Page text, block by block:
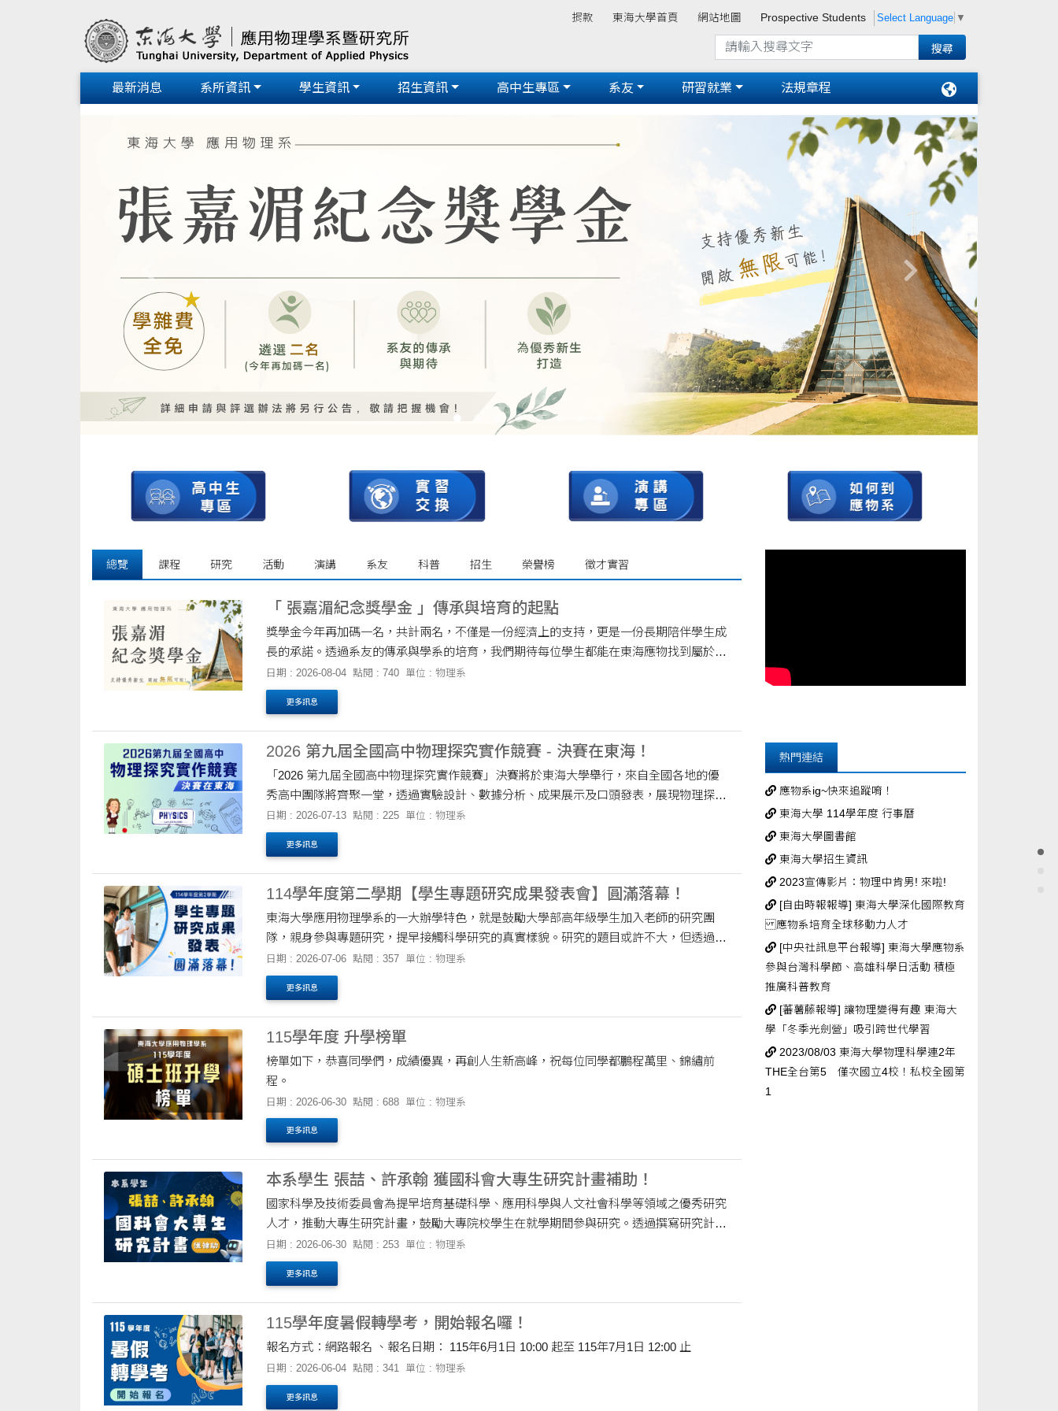
捐款 東海大學首頁 網站地圖 Prospective Students Select Language ▼
最新消息 系所資訊 學生資訊 招生資訊 高中生專區 系友 研習就業 法規章程
總覽 課程 研究 活動 演講 系友 科普 招生 榮譽榜 徵才實習
「 張嘉湄紀念獎學金 」傳承與培育的起點
獎學金今年再加碼一名，共計兩名，不僅是一份經濟上的支持，更是一份長期陪伴學生成
長的承諾。透過系友的傳承與學系的培育，我們期待每位學生都能在東海應物找到屬於自
己的方向，持續突破自我、開創未來。
日期 : 2026-08-04 點閱 : 740 單位 : 物理系
更多訊息
2026 第九屆全國高中物理探究實作競賽 - 決賽在東海！
「2026 第九屆全國高中物理探究實作競賽」決賽將於東海大學舉行，來自全國各地的優
秀高中團隊將齊聚一堂，透過實驗設計、數據分析、成果展示及口頭發表，展現物理探究
能力與創新思維。本競賽鼓勵學生運用科學方法探索....
日期 : 2026-07-13 點閱 : 225 單位 : 物理系
更多訊息
114學年度第二學期【學生專題研究成果發表會】圓滿落幕！
東海大學應用物理學系的一大辦學特色，就是鼓勵大學部高年級學生加入老師的研究團
隊，親身參與專題研究，提早接觸科學研究的真實樣貌。研究的題目或許不大，但透過親
自探索未知、分析數據、驗證結果，同學們能體會....
日期 : 2026-07-06 點閱 : 357 單位 : 物理系
更多訊息
115學年度 升學榜單
榜單如下，恭喜同學們，成績優異，再創人生新高峰，祝每位同學都鵬程萬里、錦繡前
程。
日期 : 2026-06-30 點閱 : 688 單位 : 物理系
更多訊息
本系學生 張喆、許承翰 獲國科會大專生研究計畫補助！
國家科學及技術委員會為提早培育基礎科學、應用科學與人文社會科學等領域之優秀研究
人才，推動大專生研究計畫，鼓勵大專院校學生在就學期間參與研究。透過撰寫研究計
畫、執行研究工作及成果報告，不僅能體驗研究歷....
日期 : 2026-06-30 點閱 : 253 單位 : 物理系
更多訊息
115學年度暑假轉學考，開始報名囉！
報名方式：網路報名 、報名日期： 115年6月1日 10:00 起至 115年7月1日 12:00 止
日期 : 2026-06-04 點閱 : 341 單位 : 物理系
更多訊息
熱門連結
應物系ig~快來追蹤唷！
東海大學 114學年度 行事曆
東海大學圖書館
東海大學招生資訊
2023宣傳影片：物理中肯男! 來啦!
[自由時報報導] 東海大學深化國際教育
應物系培育全球移動力人才
[中央社訊息平台報導] 東海大學應物系
參與台灣科學節、高雄科學日活動 積極
推廣科普教育
[蕃薯藤報導] 讓物理變得有趣 東海大
學「冬季光劍營」吸引跨世代學習
2023/08/03 東海大學物理科學連2年
THE全台第5 僅次國立4校！私校全國第
1